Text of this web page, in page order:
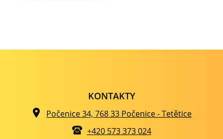
KONTAKTY
Počenice 34, 768 33 Počenice - Tetětice
+420 573 373 024